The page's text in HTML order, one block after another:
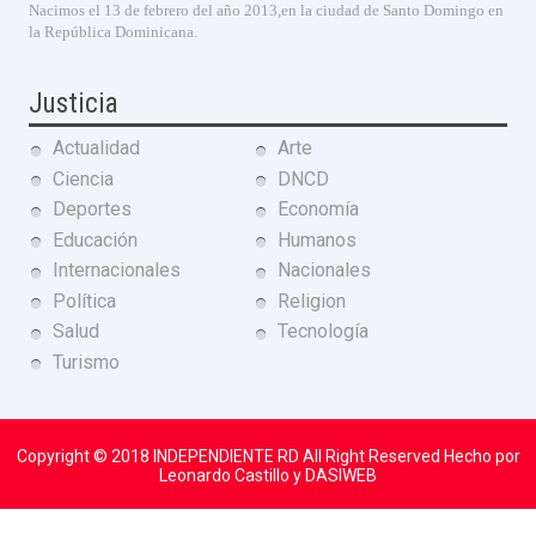
Nacimos el 13 de febrero del año 2013,en la ciudad de Santo Domingo en
la República Dominicana.
Justicia
Actualidad
Arte
Ciencia
DNCD
Deportes
Economía
Educación
Humanos
Internacionales
Nacionales
Política
Religion
Salud
Tecnología
Turismo
Copyright © 2018 INDEPENDIENTE RD All Right Reserved Hecho por
Leonardo Castillo y DASIWEB